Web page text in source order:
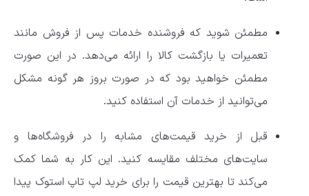
مطمئن شوید که فروشنده خدمات پس از فروش مانند
تعمیرات یا بازگشت کالا را ارائه می‌دهد. در این صورت
مطمئن خواهید بود که در صورت بروز هر گونه مشکل
می‌توانید از خدمات آن استفاده کنید.
قبل از خرید قیمت‌های مشابه را در فروشگاه‌ها و
سایت‌های مختلف مقایسه کنید. این کار به شما کمک
می‌کند تا بهترین قیمت را برای خرید لپ تاپ استوک پیدا